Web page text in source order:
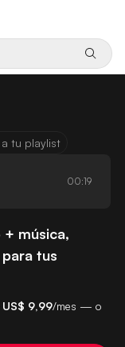
a tu playlist
00:19
música,
tus
US$ 9,99/mes — o